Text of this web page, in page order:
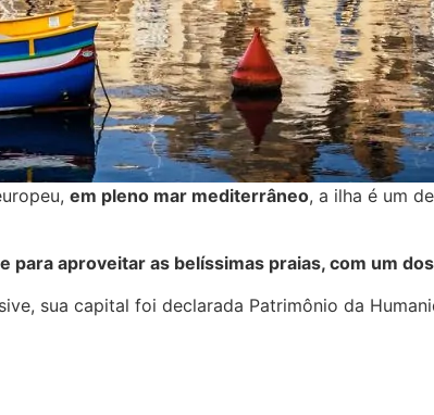
em pleno mar mediterrâneo, a ilha é um
aproveitar as belíssimas praias, com um
sua capital foi declarada Patrimônio da